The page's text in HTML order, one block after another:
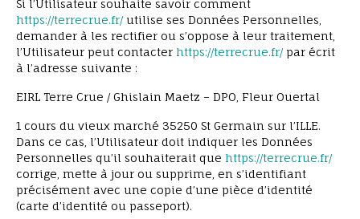
Si l’Utilisateur souhaite savoir comment
https://terrecrue.fr/utilise ses Données Personnelles,
demander à les rectifier ou s’oppose à leur traitement,
l’Utilisateur peut contacter https://terrecrue.fr/par écrit
à l’adresse suivante :
EIRL Terre Crue / Ghislain Maetz – DPO, Fleur Ouertal
1 cours du vieux marché 35250 St Germain sur l’ILLE.
Dans ce cas, l’Utilisateur doit indiquer les Données
Personnelles qu’il souhaiterait que https://terrecrue.fr/
corrige, mette à jour ou supprime, en s’identifiant
précisément avec une copie d’une pièce d’identité
(carte d’identité ou passeport).